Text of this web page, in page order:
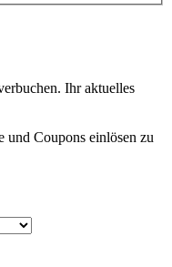
Ihr aktuelles
und Coupons einlösen zu